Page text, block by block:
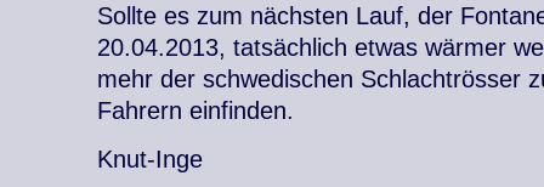
Sollte es zum nächsten Lauf, der
20.04.2013, tatsächlich etwas wärmer
mehr der schwedischen Schlachtrösser
Fahrern einfinden.
Knut-Inge